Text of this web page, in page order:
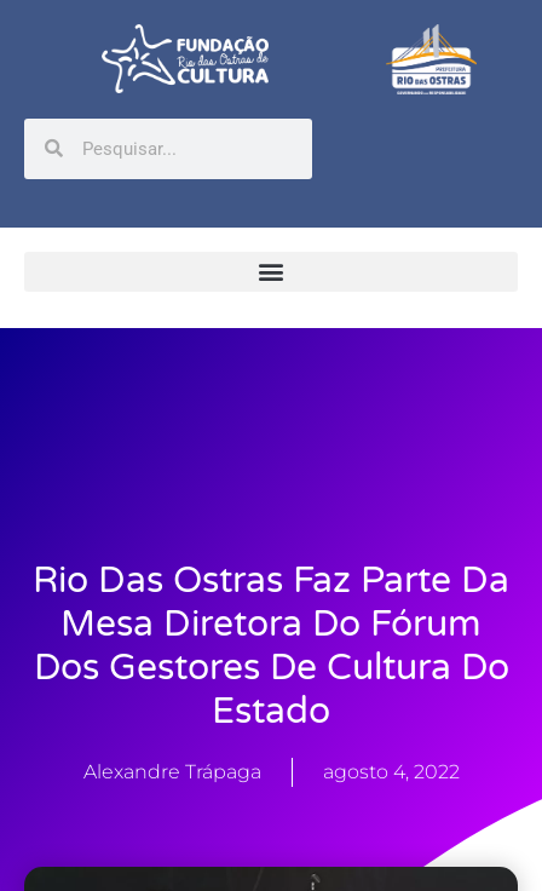
Rio Das Ostras Faz Parte Da
Mesa Diretora Do Fórum
Dos Gestores De Cultura Do
Estado
Alexandre Trápaga agosto 4, 2022